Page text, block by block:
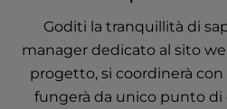
Goditi la tranquillità di
manager dedicato al sito
progetto, si coordinerà
fungerà da unico punto